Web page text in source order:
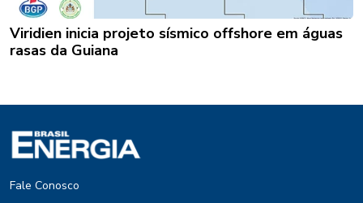
Viridien inicia projeto sísmico offshore em águas
rasas da Guiana
Fale Conosco